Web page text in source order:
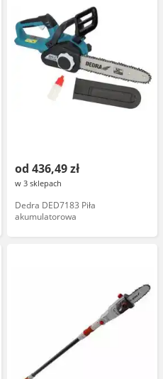
od 436,49 zł
w 3 sklepach
Dedra DED7183 Piła
akumulatorowa